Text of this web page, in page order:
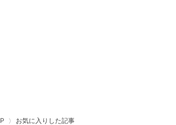
P お気に入りした記事